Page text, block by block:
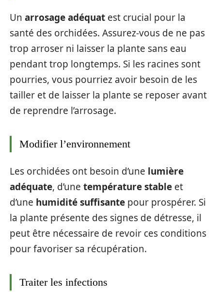
Un arrosage adéquat est crucial pour la
santé des orchidées. Assurez-vous de ne pas
trop arroser ni laisser la plante sans eau
pendant trop longtemps. Si les racines sont
pourries, vous pourriez avoir besoin de les
tailler et de laisser la plante se reposer avant
de reprendre l’arrosage.
Modifier l’environnement
Les orchidées ont besoin d’une lumière
adéquate, d’une température stable et
d’une humidité suffisante pour prospérer. Si
la plante présente des signes de détresse, il
peut être nécessaire de revoir ces conditions
pour favoriser sa récupération.
Traiter les infections